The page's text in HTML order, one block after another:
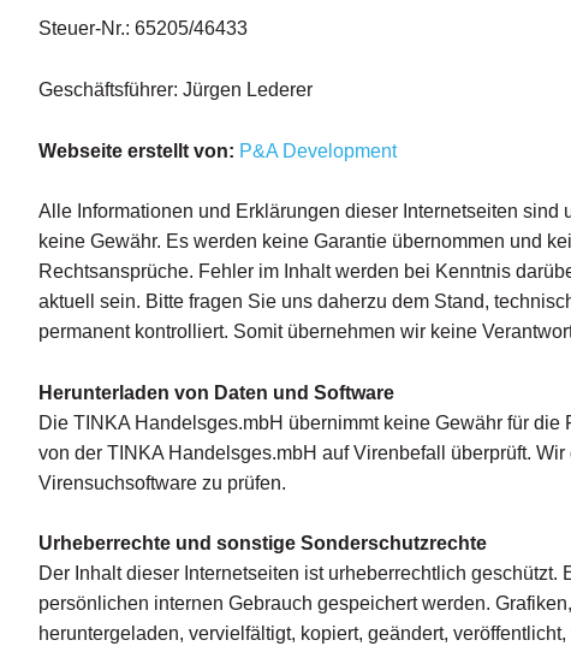
Steuer-Nr.: 65205/46433
Geschäftsführer: Jürgen Lederer
Webseite erstellt von: P&A Development
Alle Informationen und Erklärungen dieser Internetseiten
keine Gewähr. Es werden keine Garantie übernommen und
Rechtsansprüche. Fehler im Inhalt werden bei Kenntnis
aktuell sein. Bitte fragen Sie uns daherzu dem Stand,
permanent kontrolliert. Somit übernehmen wir keine
Herunterladen von Daten und Software
Die TINKA Handelsges.mbH übernimmt keine Gewähr für
von der TINKA Handelsges.mbH auf Virenbefall überprüft.
Virensuchsoftware zu prüfen.
Urheberrechte und sonstige Sonderschutzrechte
Der Inhalt dieser Internetseiten ist urheberrechtlich
persönlichen internen Gebrauch gespeichert werden.
heruntergeladen, vervielfältigt, kopiert, geändert,